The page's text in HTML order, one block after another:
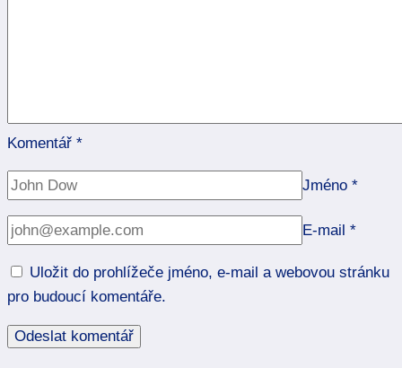
Komentář *
Jméno *
E-mail *
Uložit do prohlížeče jméno, e-mail a webovou stránku
pro budoucí komentáře.